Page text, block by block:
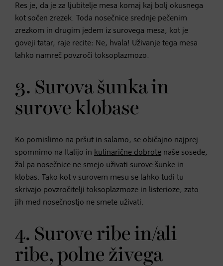
Res je, da je za ljubitelje mesa komaj kaj bolj okusnega
kot sočen zrezek. Toda nosečnice srednje pečenim
zrezkom in drugim jedem iz surovega mesa, kot je
goveji tatar, raje recite: Ne, hvala! Uživanje tega mesa
lahko namreč povzroči toksoplazmozo.
3. Surova šunka in
surove klobase
Ko pomislimo na pršut in salamo, se običajno najprej
spomnimo na Italijo in kulinarične dobrote naše sosede,
žal pa nosečnice ne smejo uživati surove šunke in
klobas. Tako kot v surovem mesu se lahko tudi tu
skrivajo povzročitelji toksoplazmoze in listerioze, zato
jih med nosečnostjo ne smete uživati.
4. Surove ribe in/ali
ribe, polne živega